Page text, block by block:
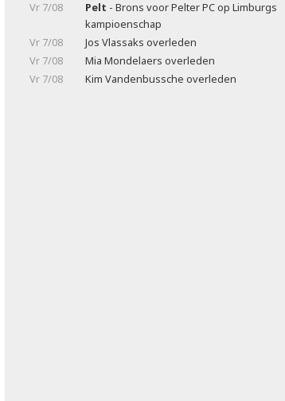
Vr 7/08
Pelt - Brons voor Pelter PC op Limburgs
kampioenschap
Vr 7/08
Jos Vlassaks overleden
Vr 7/08
Mia Mondelaers overleden
Vr 7/08
Kim Vandenbussche overleden